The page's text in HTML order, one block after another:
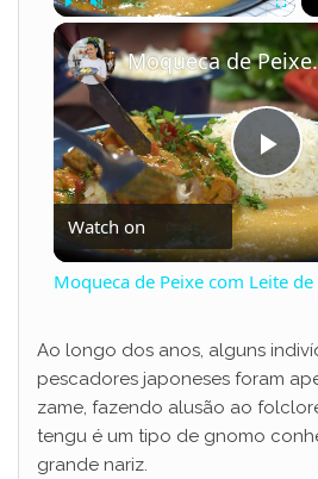
Fullscreen
P
l
y
Moqueca
Watch on
Moqueca de Peixe com Leite de
Ao longo dos anos, alguns
pescadores japoneses foram
zame, fazendo alusão ao
tengu é um tipo de gnomo
grande nariz.